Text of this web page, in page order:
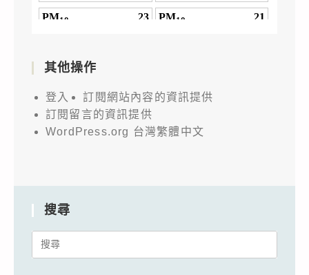
其他操作
登入
訂閱網站內容的資訊提供
訂閱留言的資訊提供
WordPress.org 台灣繁體中文
搜尋
Search